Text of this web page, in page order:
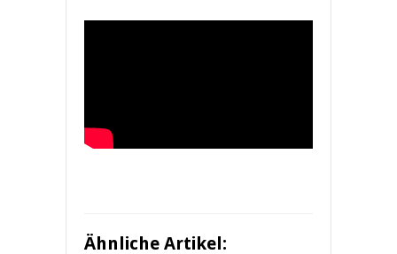
Ähnliche Artikel: